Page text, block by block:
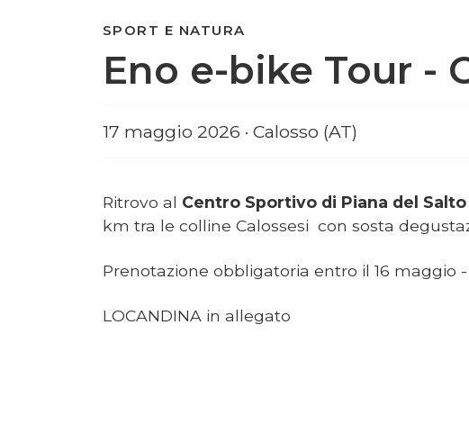
Eno e-bike Tour -
SPORT E NATURA
17 maggio 2026 · Calosso (AT)
Ritrovo al Centro Sportivo di Piana del Salto
km tra le colline Calossesi con sosta
Prenotazione obbligatoria entro il 16 maggio -
LOCANDINA in allegato